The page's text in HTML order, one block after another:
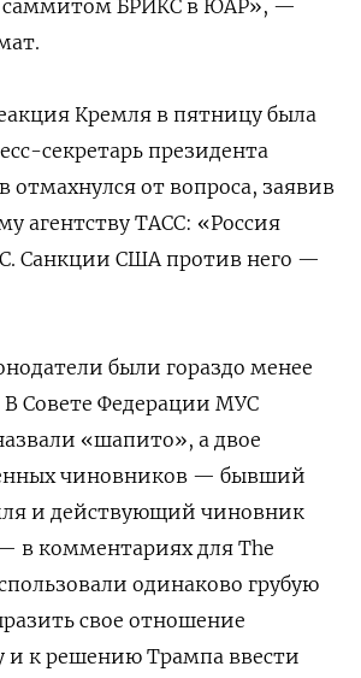
саммитом БРИКС в ЮАР», —
Кремля в пятницу была
секретарь президента
отмахнулся от вопроса, заявив
агентству ТАСС: «Россия
Санкции США против него —
были гораздо менее
Совете Федерации МУС
«шапито», а двое
чиновников — бывший
и действующий чиновник
в комментариях для The
одинаково грубую
свое отношение
и к решению Трампа ввести